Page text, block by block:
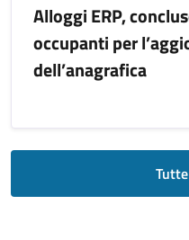
Alloggi ERP,
occupanti per
dell’anagrafica